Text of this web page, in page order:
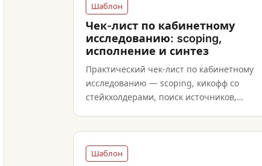
Шаблон
Чек-лист по кабинетному
исследованию: scoping,
исполнение и синтез
Практический чек-лист по кабинетному
исследованию — scoping, кикофф со
стейкхолдерами, поиск источников,
Шаблон